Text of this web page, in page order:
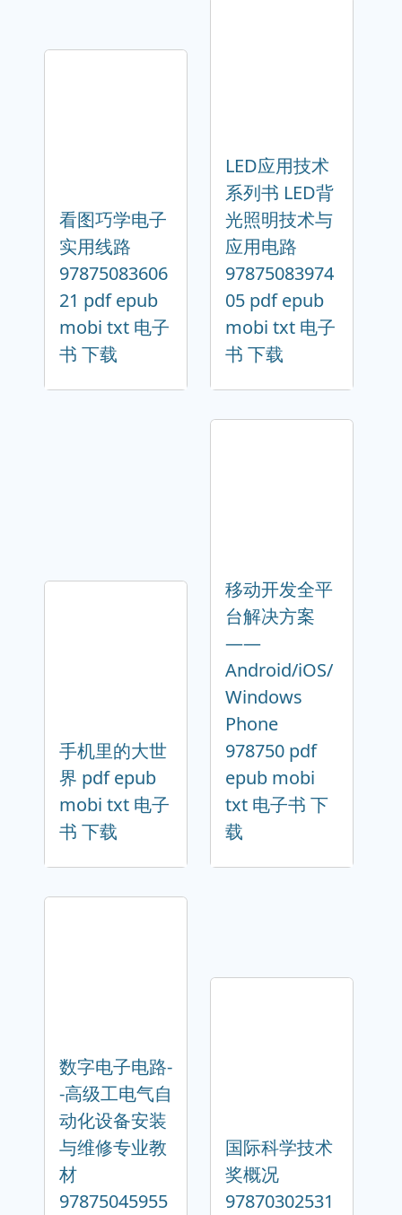
看图巧学电子
实用线路
97875083606
21 pdf epub
mobi txt 电子
书 下载
LED应用技术
系列书 LED背
光照明技术与
应用电路
97875083974
05 pdf epub
mobi txt 电子
书 下载
手机里的大世
界 pdf epub
mobi txt 电子
书 下载
移动开发全平
台解决方案
——
Android/iOS/
Windows
Phone
978750 pdf
epub mobi
txt 电子书 下
载
数字电子电路-
-高级工电气自
动化设备安装
与维修专业教
材
97875045955
国际科学技术
奖概况
97870302531